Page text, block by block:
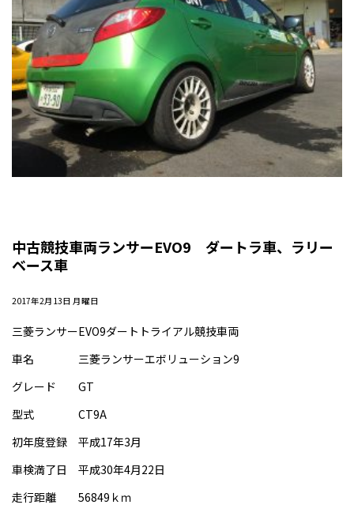
中古競技車両ランサーEVO9 ダートラ車、ラリー
ベース車
2017年2月13日 月曜日
三菱ランサーEVO9ダートトライアル競技車両
車名 三菱ランサーエボリューション9
グレード GT
型式 CT9A
初年度登録 平成17年3月
車検満了日 平成30年4月22日
走行距離 56849ｋｍ